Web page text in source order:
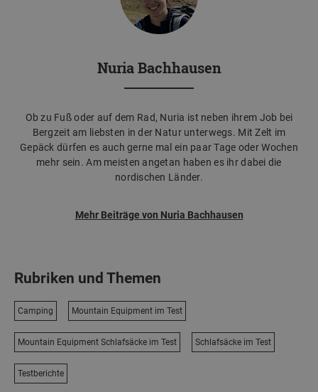
Nuria Bachhausen
Ob zu Fuß oder auf dem Rad, Nuria ist neben ihrem Job bei
Bergzeit am liebsten in der Natur unterwegs. Mit Zelt im
Gepäck dürfen es auch gerne mal ein paar Tage oder Wochen
mehr sein. Am meisten angetan haben es ihr dabei die
nordischen Länder.
Mehr Beiträge von Nuria Bachhausen
Rubriken und Themen
Camping Mountain Equipment im Test
Mountain Equipment Schlafsäcke im Test Schlafsäcke im Test
Testberichte